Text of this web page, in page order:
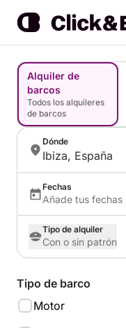
Alquiler de
barcos
Todos los alquileres
de barcos
Dónde
Ibiza, España
Fechas
Añade tus fechas
Tipo de alquiler
Con o sin patrón
Tipo de barco
Motor